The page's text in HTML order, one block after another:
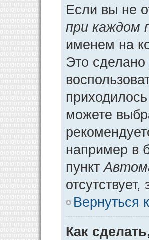
Если вы не
при каждом
именем на
Это сделано
можете
например в
пункт
Вернуться
Как